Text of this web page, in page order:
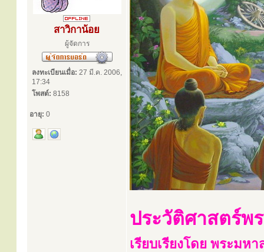
สาวิกาน้อย
ผู้จัดการ
ลงทะเบียนเมื่อ: 27 มี.ค. 2006,
17:34
โพสต์: 8158
อายุ: 0
ประวัติศาสตร์พ
เรียบเรียงโดย พระม